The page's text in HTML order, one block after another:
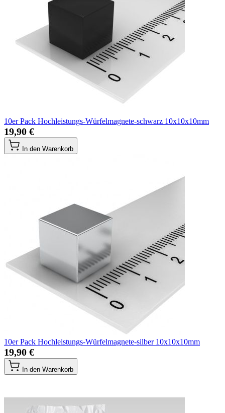
10er Pack Hochleistungs-Würfelmagnete-schwarz 10x10x10mm
19,90 €
In den Warenkorb
10er Pack Hochleistungs-Würfelmagnete-silber 10x10x10mm
19,90 €
In den Warenkorb